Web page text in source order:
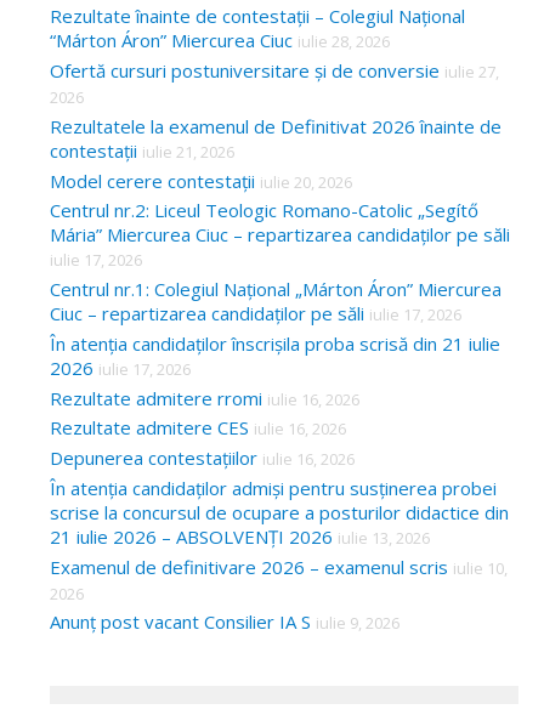
Rezultate înainte de contestații – Colegiul Național
“Márton Áron” Miercurea Ciuc iulie 28, 2026
Ofertă cursuri postuniversitare și de conversie iulie 27,
2026
Rezultatele la examenul de Definitivat 2026 înainte de
contestații iulie 21, 2026
Model cerere contestații iulie 20, 2026
Centrul nr.2: Liceul Teologic Romano-Catolic „Segítő
Mária” Miercurea Ciuc – repartizarea candidaților pe săli
iulie 17, 2026
Centrul nr.1: Colegiul Național „Márton Áron” Miercurea
Ciuc – repartizarea candidaților pe săli iulie 17, 2026
În atenția candidaților înscrișila proba scrisă din 21 iulie
2026 iulie 17, 2026
Rezultate admitere rromi iulie 16, 2026
Rezultate admitere CES iulie 16, 2026
Depunerea contestațiilor iulie 16, 2026
În atenția candidaților admiși pentru susținerea probei
scrise la concursul de ocupare a posturilor didactice din
21 iulie 2026 – ABSOLVENȚI 2026 iulie 13, 2026
Examenul de definitivare 2026 – examenul scris iulie 10,
2026
Anunț post vacant Consilier IA S iulie 9, 2026